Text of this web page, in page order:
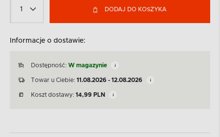
DODAJ DO KOSZYKA
Informacje o dostawie:
Dostępność: W magazynie
Towar u Ciebie: 11.08.2026 - 12.08.2026
Koszt dostawy: 14,99 PLN